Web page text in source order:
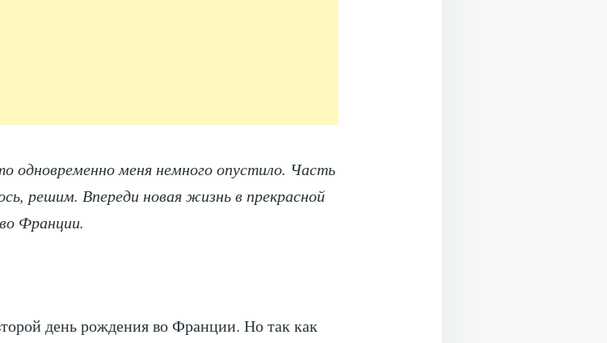
одновременно меня немного опустило. Часть
решим. Впереди новая жизнь в прекрасной
Франции.
день рождения во Франции. Но так как